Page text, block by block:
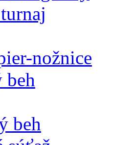
nožnice
beh
beh